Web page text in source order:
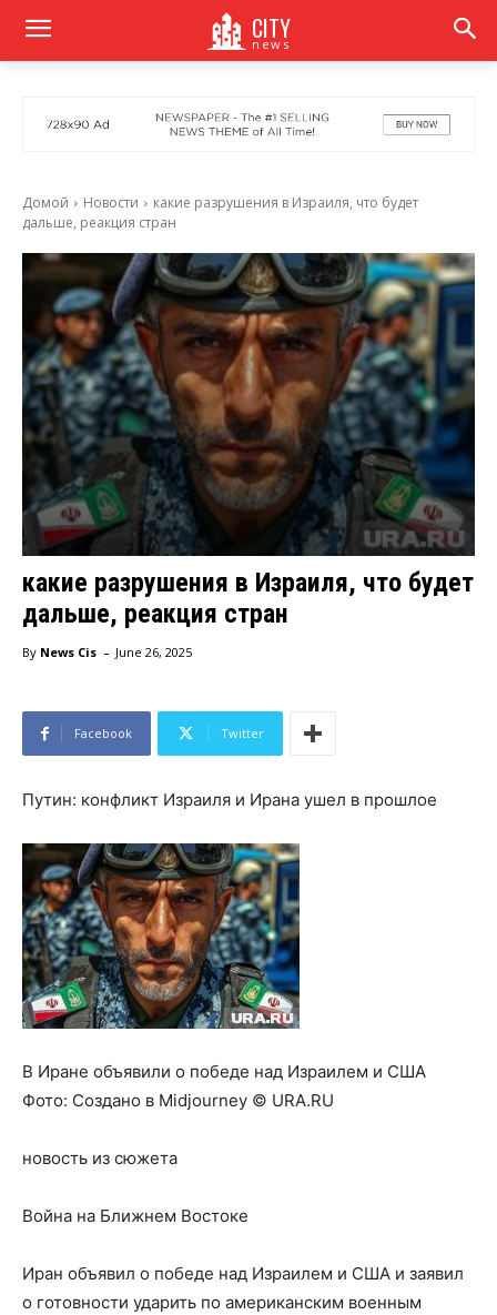
CITY
news
Домой Новости
какие разрушения в Израиля, что будет
дальше, реакция стран
какие разрушения в Израиля, что будет
дальше, реакция стран
By News Cis - June 26, 2025
Facebook Twitter
Путин: конфликт Израиля и Ирана ушел в прошлое
В Иране объявили о победе над Израилем и США
Фото: Создано в Midjourney © URA.RU
новость из сюжета
Война на Ближнем Востоке
Иран объявил о победе над Израилем и США и заявил
о готовности ударить по американским военным